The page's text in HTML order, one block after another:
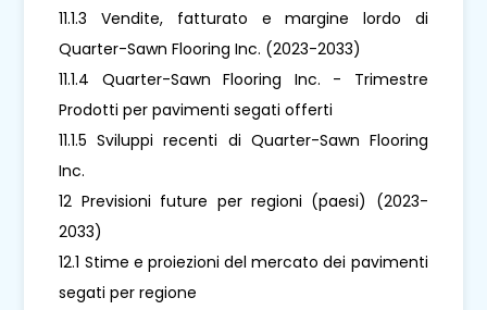
11.1.3 Vendite, fatturato e margine lordo di
Quarter-Sawn Flooring Inc. (2023-2033)
11.1.4 Quarter-Sawn Flooring Inc. - Trimestre
Prodotti per pavimenti segati offerti
11.1.5 Sviluppi recenti di Quarter-Sawn Flooring
Inc.
12 Previsioni future per regioni (paesi) (2023-
2033)
12.1 Stime e proiezioni del mercato dei pavimenti
segati per regione